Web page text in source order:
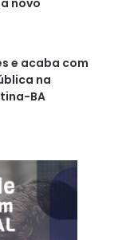
novo
e acaba com
na
BA